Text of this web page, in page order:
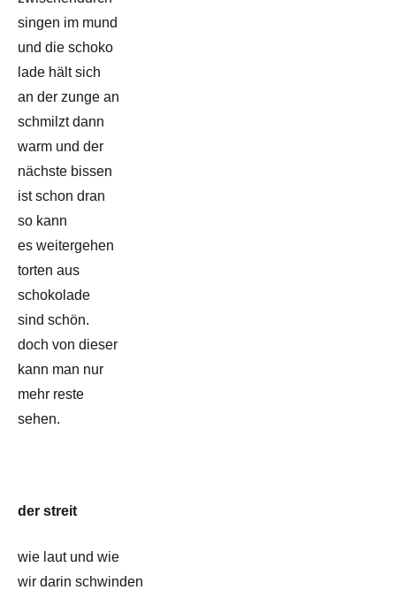
singen im mund
und die schoko
lade hält sich
an der zunge an
schmilzt dann
warm und der
nächste bissen
ist schon dran
so kann
es weitergehen
torten aus
schokolade
sind schön.
doch von dieser
kann man nur
mehr reste
sehen.
der streit
wie laut und wie
wir darin schwinden